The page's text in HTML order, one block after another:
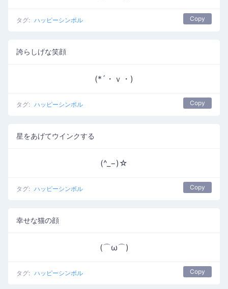
タグ: ハッピーシンボル Copy
誇らしげな笑顔
(*´・ｖ・)
タグ: ハッピーシンボル Copy
星をあげてウインクする
(^_−)☆
タグ: ハッピーシンボル Copy
幸せな猫の顔
(⌒ω⌒)
タグ: ハッピーシンボル Copy